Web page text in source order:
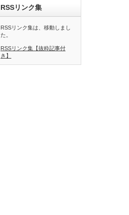
RSSリンク集
RSSリンク集は、移動しまし
た。
RSSリンク集【抜粋記事付
き】